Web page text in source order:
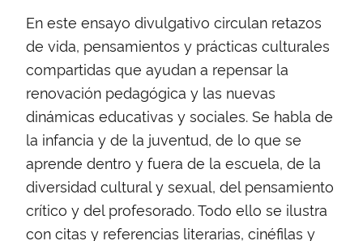
En este ensayo divulgativo circulan retazos
de vida, pensamientos y prácticas culturales
compartidas que ayudan a repensar la
renovación pedagógica y las nuevas
dinámicas educativas y sociales. Se habla de
la infancia y de la juventud, de lo que se
aprende dentro y fuera de la escuela, de la
diversidad cultural y sexual, del pensamiento
crítico y del profesorado. Todo ello se ilustra
con citas y referencias literarias, cinéfilas y